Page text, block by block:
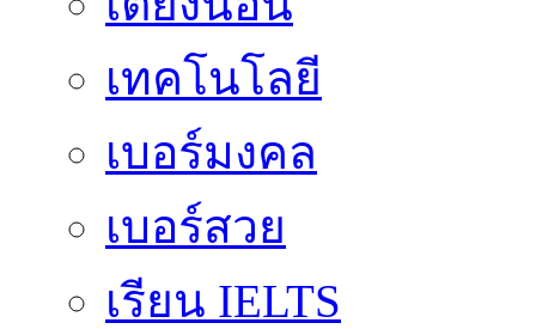
เทคโนโลยี
เบอร์มงคล
เบอร์สวย
เรียน IELTS